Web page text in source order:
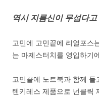
역시 지름신이 무섭다
고민에 고민끝에 리얼포스
는 마제스터치를 영입하기
고민끝에 노트북과 함께
텐키레스 제품으로 넌클릭